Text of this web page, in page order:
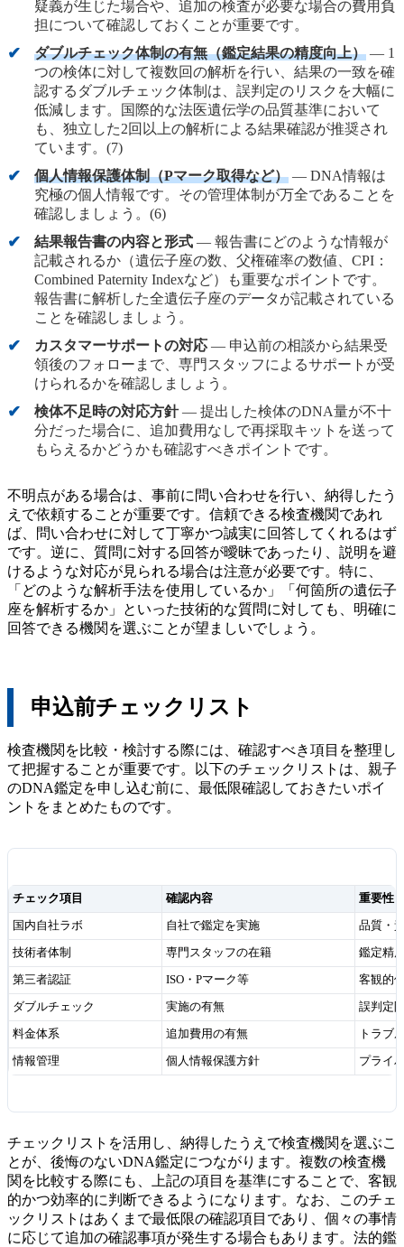
疑義が生じた場合や、追加の検査が必要な場合の費用負
担について確認しておくことが重要です。
ダブルチェック体制の有無（鑑定結果の精度向上） — 1
つの検体に対して複数回の解析を行い、結果の一致を確
認するダブルチェック体制は、誤判定のリスクを大幅に
低減します。国際的な法医遺伝学の品質基準において
も、独立した2回以上の解析による結果確認が推奨され
ています。(7)
個人情報保護体制（Pマーク取得など） — DNA情報は
究極の個人情報です。その管理体制が万全であることを
確認しましょう。(6)
結果報告書の内容と形式 — 報告書にどのような情報が
記載されるか（遺伝子座の数、父権確率の数値、CPI：
Combined Paternity Indexなど）も重要なポイントです。
報告書に解析した全遺伝子座のデータが記載されている
ことを確認しましょう。
カスタマーサポートの対応 — 申込前の相談から結果受
領後のフォローまで、専門スタッフによるサポートが受
けられるかを確認しましょう。
検体不足時の対応方針— 提出した検体のDNA量が不十
分だった場合に、追加費用なしで再採取キットを送って
もらえるかどうかも確認すべきポイントです。
不明点がある場合は、事前に問い合わせを行い、納得したう
えで依頼することが重要です。信頼できる検査機関であれ
ば、問い合わせに対して丁寧かつ誠実に回答してくれるはず
です。逆に、質問に対する回答が曖昧であったり、説明を避
けるような対応が見られる場合は注意が必要です。特に、
「どのような解析手法を使用しているか」「何箇所の遺伝子
座を解析するか」といった技術的な質問に対しても、明確に
回答できる機関を選ぶことが望ましいでしょう。
申込前チェックリスト
検査機関を比較・検討する際には、確認すべき項目を整理し
て把握することが重要です。以下のチェックリストは、親子
のDNA鑑定を申し込む前に、最低限確認しておきたいポイ
ントをまとめたものです。
チェック項目 確認内容 重要性
国内自社ラボ 自社で鑑定を実施 品質・
技術者体制 専門スタッフの在籍 鑑定精
第三者認証 ISO・Pマーク等 客観的
ダブルチェック 実施の有無 誤判定
料金体系 追加費用の有無 トラブ
情報管理 個人情報保護方針 プライ
チェックリストを活用し、納得したうえで検査機関を選ぶこ
とが、後悔のないDNA鑑定につながります。複数の検査機
関を比較する際にも、上記の項目を基準にすることで、客観
的かつ効率的に判断できるようになります。なお、このチェ
ックリストはあくまで最低限の確認項目であり、個々の事情
に応じて追加の確認事項が発生する場合もあります。法的鑑